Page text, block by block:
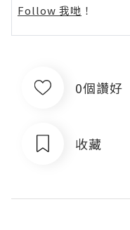
Follow 我哋 ！
0個讚好
收藏